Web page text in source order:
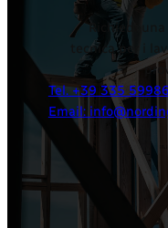
Richiedi una
tecnica per i
Tel. +39 335
Email: